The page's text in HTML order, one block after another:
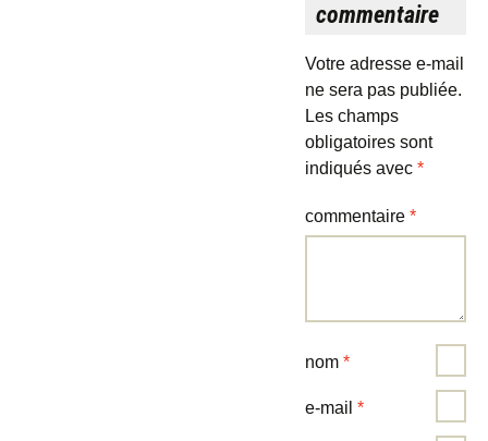
commentaire
Votre adresse e-mail
ne sera pas publiée.
Les champs
obligatoires sont
indiqués avec *
commentaire *
nom *
e-mail *